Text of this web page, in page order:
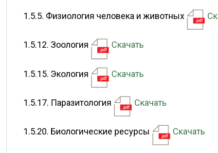
1.5.5. Физиология человека и животных
1.5.12. Зоология Скачать
1.5.15. Экология Скачать
1.5.17. Паразитология Скачать
1.5.20. Биологические ресурсы Скачать